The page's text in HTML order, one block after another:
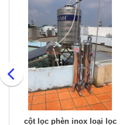
cột lọc phèn inox loại lọc